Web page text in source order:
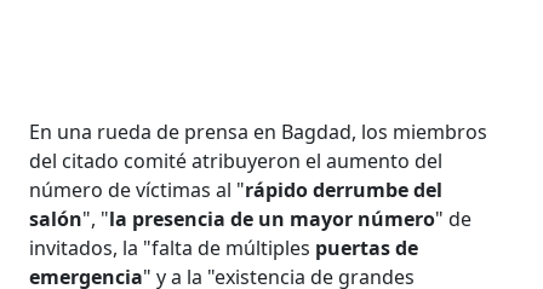
En una rueda de prensa en Bagdad, los miembros
del citado comité atribuyeron el aumento del
número de víctimas al "rápido derrumbe del
salón", "la presencia de un mayor número" de
invitados, la "falta de múltiples puertas de
emergencia" y a la "existencia de grandes